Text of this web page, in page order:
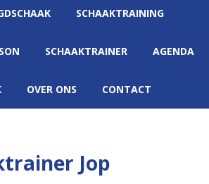
SCHAAKTRAINING
SCHAAKTRAINER AGENDA
OVER ONS CONTACT
Jop